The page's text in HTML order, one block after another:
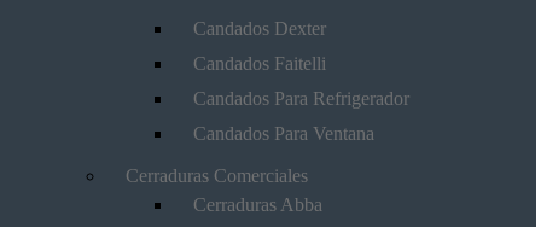
Candados Dexter
Candados Faitelli
Candados Para Refrigerador
Candados Para Ventana
Cerraduras Comerciales
Cerraduras Abba